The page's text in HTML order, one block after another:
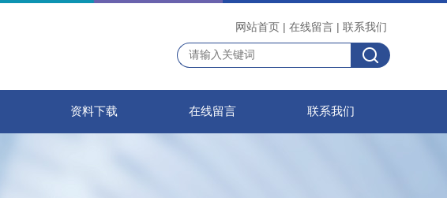
网站首页 | 在线留言 | 联系我们
资料下载 在线留言 联系我们